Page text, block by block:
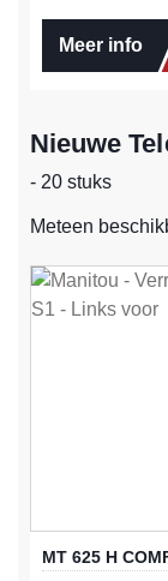
Meer info
Nieuwe
- 20 stuks
Meteen
MT 625 H